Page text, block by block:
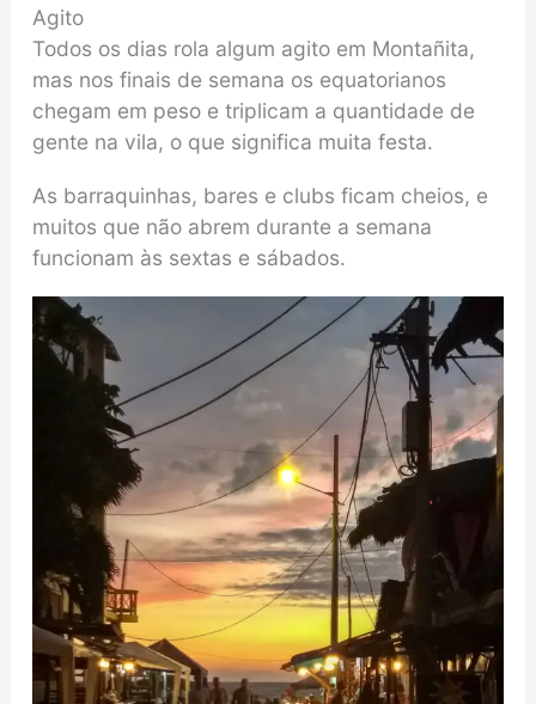
Agito
Todos os dias rola algum agito em Montañita,
mas nos finais de semana os equatorianos
chegam em peso e triplicam a quantidade de
gente na vila, o que significa muita festa.
As barraquinhas, bares e clubs ficam cheios, e
muitos que não abrem durante a semana
funcionam às sextas e sábados.